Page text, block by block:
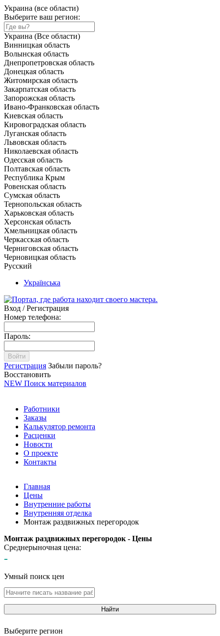
Украина (все области)
Выберите ваш регион:
Украина (Все области)
Винницкая область
Волынская область
Днепропетровская область
Донецкая область
Житомирская область
Закарпатская область
Запорожская область
Ивано-Франковская область
Киевская область
Кировоградская область
Луганская область
Львовская область
Николаевская область
Одесская область
Полтавская область
Республика Крым
Ровенская область
Сумская область
Тернопольская область
Харьковская область
Херсонская область
Хмельницкая область
Черкасская область
Черниговская область
Черновицкая область
Русский
Українська
Вход / Регистрация
Номер телефона:
Пароль:
Войти
Регистрация Забыли пароль?
Восстановить
NEW Поиск материалов
Работники
Заказы
Калькулятор ремонта
Расценки
Новости
О проекте
Контакты
Главная
Цены
Внутренние работы
Внутренняя отделка
Монтаж раздвижных перегородок
Монтаж раздвижных перегородок - Цены
Среднерыночная цена:
-
Умный поиск цен
Найти
Выберите регион